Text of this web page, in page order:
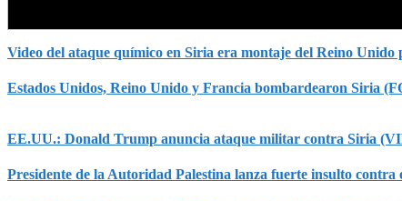
Video del ataque químico en Siria era montaje del Reino
Estados Unidos, Reino Unido y Francia bombardearon Siria
EE.UU.: Donald Trump anuncia ataque militar contra Siria
Presidente de la Autoridad Palestina lanza fuerte insulto